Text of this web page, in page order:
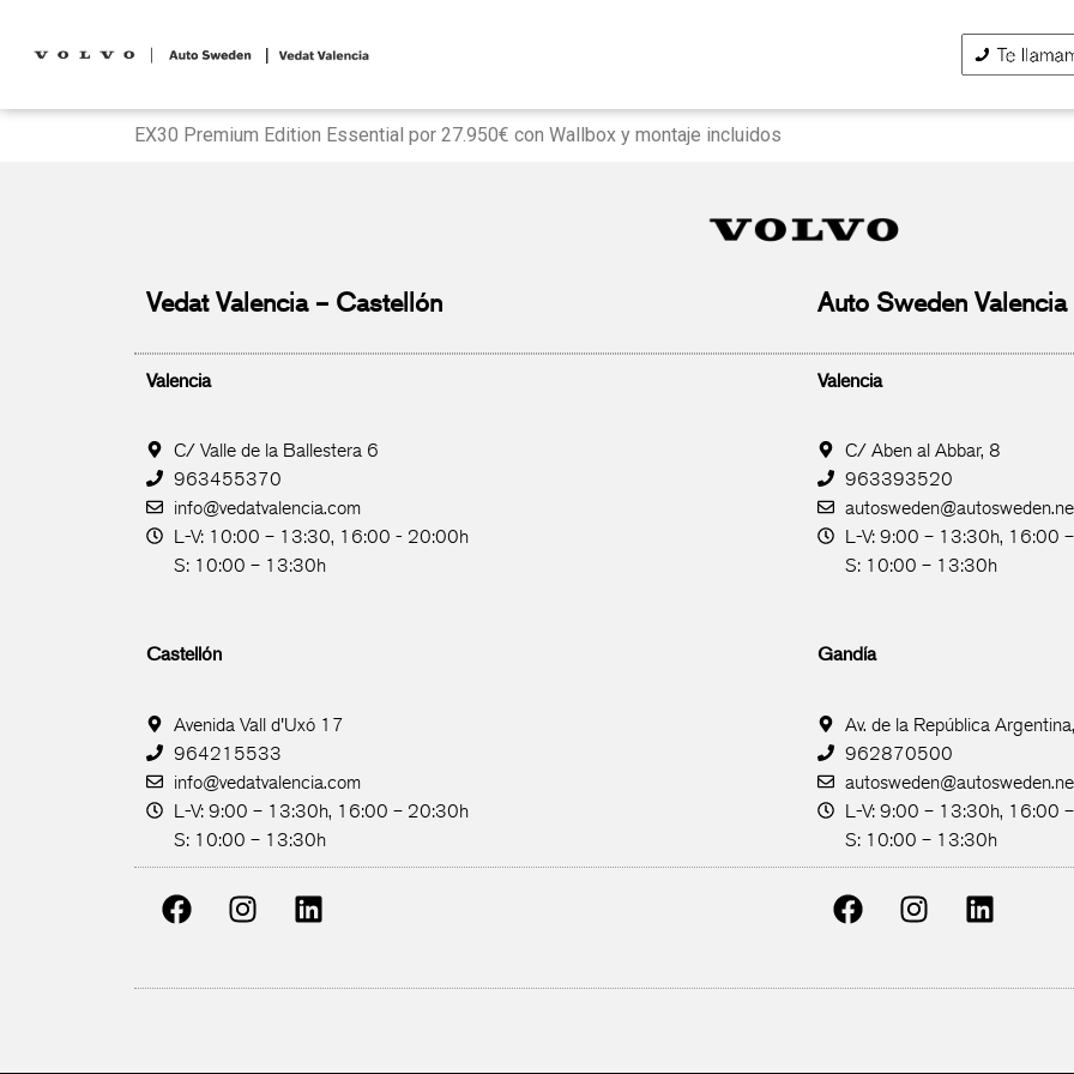
EX30 Premium Edition Essential por 27.950€ con Wallbox y montaje incluidos
Vedat Valencia – Castellón Auto Sweden
Valencia
C/ Valle de la Ballestera 6
963455370
info@vedatvalencia.com
L-V: 10:00 – 13:30, 16:00 - 20:00h
S: 10:00 – 13:30h
Valencia
C/ Aben al Abbar, 8
963393520
L-V: 9:00 – 13:30h, 16:00
S: 10:00 – 13:30h
Castellón
Avenida Vall d'Uxó 17
964215533
info@vedatvalencia.com
L-V: 9:00 – 13:30h, 16:00 – 20:30h
S: 10:00 – 13:30h
Gandía
Av. de la República
962870500
L-V: 9:00 – 13:30h, 16:00
S: 10:00 – 13:30h